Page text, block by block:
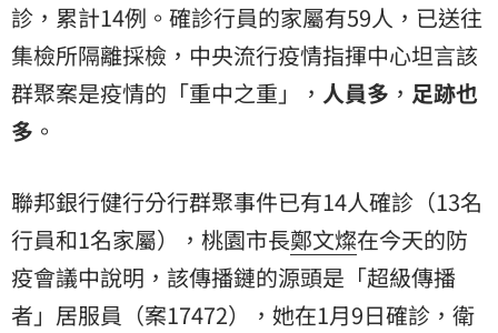
診 ，累計14例。確診行員的家屬有59人，已送往
集檢所隔離採檢，中央流行疫情指揮中心坦言該
群聚案是疫情的「重中之重」， 人員多 ， 足跡也
多 。
聯邦銀行健行分行群聚事件已有14人確診（13名
行員和1名家屬），桃園市長鄭文燦在今天的防
疫會議中說明，該傳播鏈的源頭是「超級傳播
者」居服員（案17472），她在1月9日確診，衛